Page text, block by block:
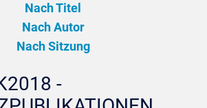
Nach Titel
Nach Autor
Nach Sitzung
-